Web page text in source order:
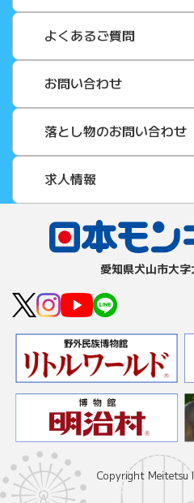
よくあるご質問
お問い合わせ
落とし物のお問い合わせ
求人情報
愛知県⽝⼭市⼤
Copyright Meitetsu